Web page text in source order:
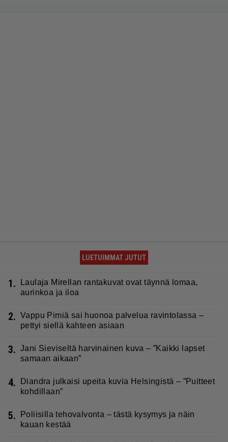
LUETUIMMAT JUTUT
1.
Laulaja Mirellan rantakuvat ovat täynnä lomaa,
aurinkoa ja iloa
2. Vappu Pimiä sai huonoa palvelua ravintolassa –
pettyi siellä kahteen asiaan
3. Jani Sieviseltä harvinainen kuva – ”Kaikki lapset
samaan aikaan”
4.
Diandra julkaisi upeita kuvia Helsingistä – ”Puitteet
kohdillaan”
5.
Poliisilla tehovalvonta – tästä kysymys ja näin
kauan kestää